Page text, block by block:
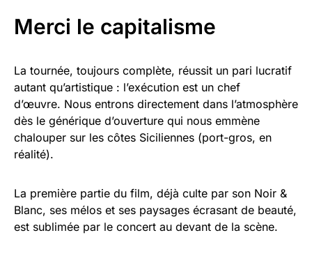
Merci le capitalisme
La tournée, toujours complète, réussit un pari lucratif
autant qu’artistique : l’exécution est un chef
d’œuvre. Nous entrons directement dans l’atmosphère
dès le générique d’ouverture qui nous emmène
chalouper sur les côtes Siciliennes (port-gros, en
réalité).
La première partie du film, déjà culte par son Noir &
Blanc, ses mélos et ses paysages écrasant de beauté,
est sublimée par le concert au devant de la scène.